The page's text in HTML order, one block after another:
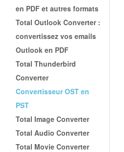
en PDF et autres formats
Total Outlook Converter :
convertissez vos emails
Outlook en PDF
Total Thunderbird
Converter
Convertisseur OST en
PST
Total Image Converter
Total Audio Converter
Total Movie Converter